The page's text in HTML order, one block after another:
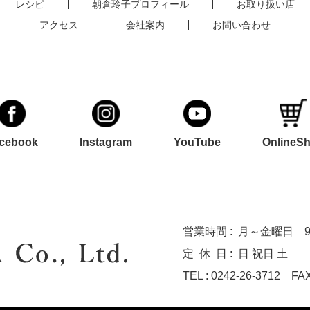
レシピ 朝倉玲子プロフィール
お取り扱い店
アクセス
会社案内 お問い合わせ
Instagram YouTube
営業時間 :
月～金曜日
定休
日 :
日 祝日 土
TEL : 0242-26-3712